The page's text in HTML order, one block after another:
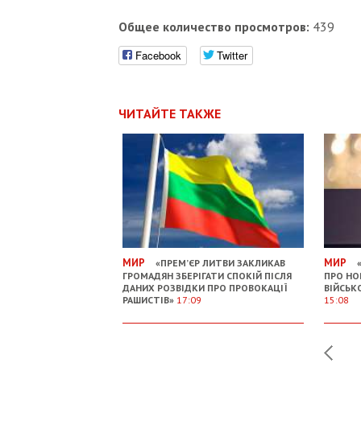
Общее количество просмотров: 439
Facebook Twitter
ЧИТАЙТЕ ТАКЖЕ
МИР
«ПРЕМ’ЄР ЛИТВИ ЗАКЛИКАВ
ГРОМАДЯН ЗБЕРІГАТИ СПОКІЙ ПІСЛЯ
ДАНИХ РОЗВІДКИ ПРО ПРОВОКАЦІЇ
РАШИСТІВ» 17:09
МИР
ПРО
15:08